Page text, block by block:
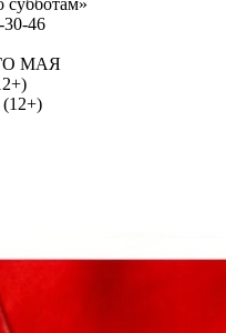
30-46
МАЯ